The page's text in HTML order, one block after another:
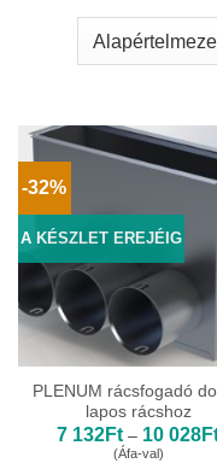
-32%
A KÉSZLET EREJÉIG
PLENUM rácsfogadó
lapos rácshoz
7 132Ft – 10 028
(Áfa-val)